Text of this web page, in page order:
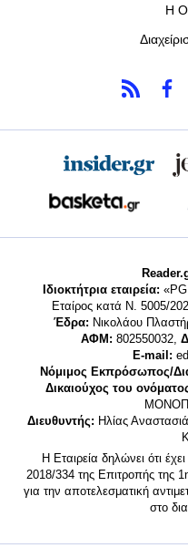
Η
Ιδιοκτήτρια εταιρεία:
Εταίρος κατά Ν. 5005/
Έδρα: Νικολάου
ΑΦΜ: 802550032,
E-mail:
Νόμιμος Εκπρόσωπος/
Δικαιούχος του
Διευθυντής: Ηλίας
Η Εταιρεία δηλώνει ότι
2018/334 της Επιτροπής της
για την αποτελεσματική
στο